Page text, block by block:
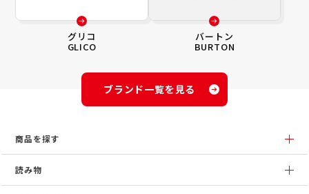
グリコ
GLICO
バートン
BURTON
ブランド一覧を見る
商品を探す
読み物